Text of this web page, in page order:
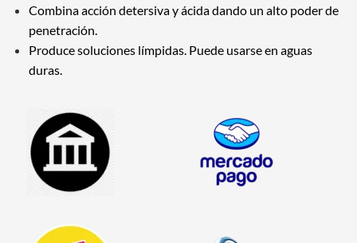
Combina acción detersiva y ácida dando un alto poder de
penetración.
Produce soluciones límpidas. Puede usarse en aguas
duras.